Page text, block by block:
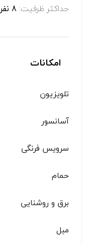
حداکثر ظرفیت:
امکانات
تلویزیون
آسانسور
سرویس فرنگی
حمام
برق و روشنایی
مبل